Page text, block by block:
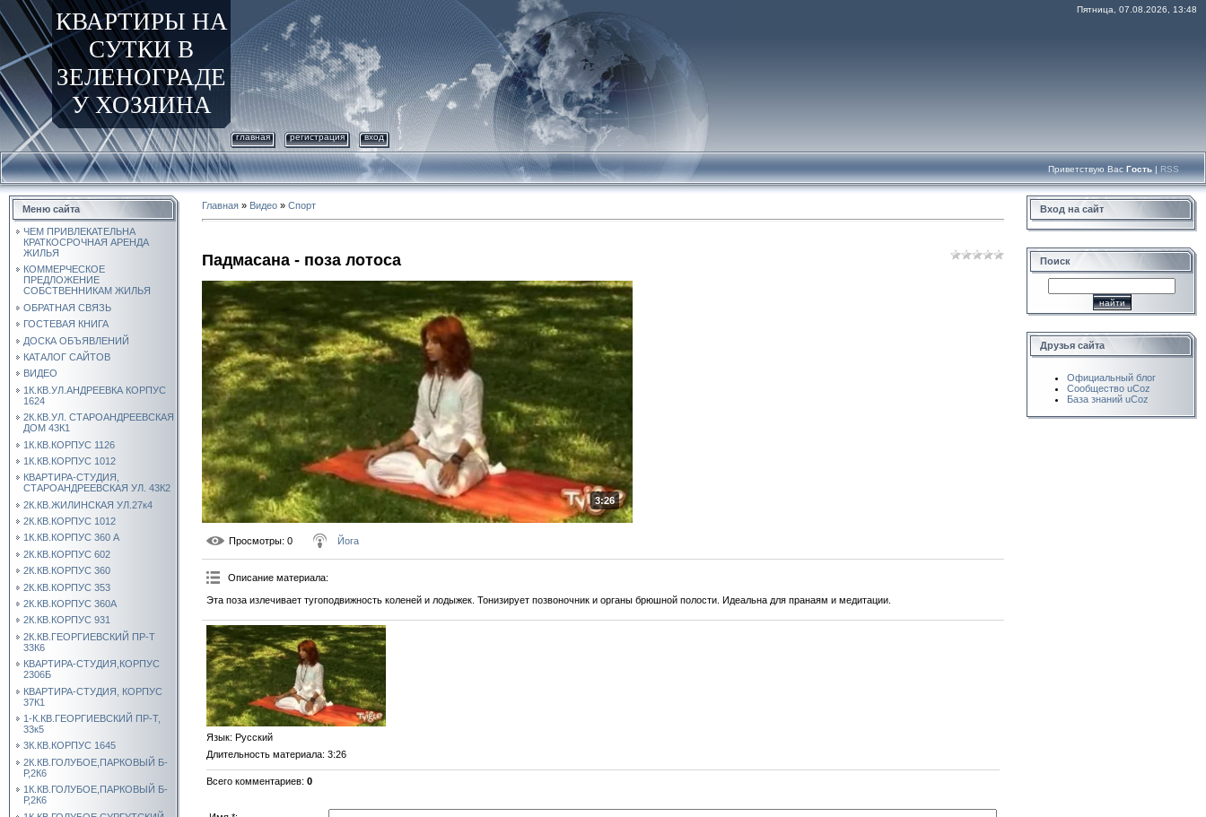
КВАРТИРЫ НА
СУТКИ В
ЗЕЛЕНОГРАДЕ
У ХОЗЯИНА
Пятница, 07.08.2026, 13:48
главная регистрация вход
Приветствую Вас Гость | RSS
Меню сайта
ЧЕМ ПРИВЛЕКАТЕЛЬНА
КРАТКОСРОЧНАЯ АРЕНДА
ЖИЛЬЯ
КОММЕРЧЕСКОЕ
ПРЕДЛОЖЕНИЕ
СОБСТВЕННИКАМ ЖИЛЬЯ
ОБРАТНАЯ СВЯЗЬ
ГОСТЕВАЯ КНИГА
ДОСКА ОБЪЯВЛЕНИЙ
КАТАЛОГ САЙТОВ
ВИДЕО
1К.КВ.УЛ.АНДРЕЕВКА КОРПУС
1624
2К.КВ.УЛ. СТАРОАНДРЕЕВСКАЯ
ДОМ 43К1
1К.КВ.КОРПУС 1126
1К.КВ.КОРПУС 1012
КВАРТИРА-СТУДИЯ,
СТАРОАНДРЕЕВСКАЯ УЛ. 43К2
2К.КВ.ЖИЛИНСКАЯ УЛ.27к4
2К.КВ.КОРПУС 1012
1К.КВ.КОРПУС 360 А
2К.КВ.КОРПУС 602
2К.КВ.КОРПУС 360
2К.КВ.КОРПУС 353
2К.КВ.КОРПУС 360А
2К.КВ.КОРПУС 931
2К.КВ.ГЕОРГИЕВСКИЙ ПР-Т
33К6
КВАРТИРА-СТУДИЯ,КОРПУС
2306Б
КВАРТИРА-СТУДИЯ, КОРПУС
37К1
1-К.КВ.ГЕОРГИЕВСКИЙ ПР-Т,
33к5
3К.КВ.КОРПУС 1645
2К.КВ.ГОЛУБОЕ,ПАРКОВЫЙ Б-
Р,2К6
1К.КВ.ГОЛУБОЕ,ПАРКОВЫЙ Б-
Р,2К6
Главная » Видео » Спорт
Падмасана - поза лотоса
3:26
Просмотры: 0 Йога
Описание материала:
Эта поза излечивает тугоподвижность коленей и лодыжек. Тонизирует позвоночник и органы брюшной полости. Идеальна для пранаям и медитации.
Язык: Русский
Длительность материала: 3:26
Всего комментариев: 0
Вход на сайт
Поиск
Друзья сайта
Официальный блог
Сообщество uCoz
База знаний uCoz